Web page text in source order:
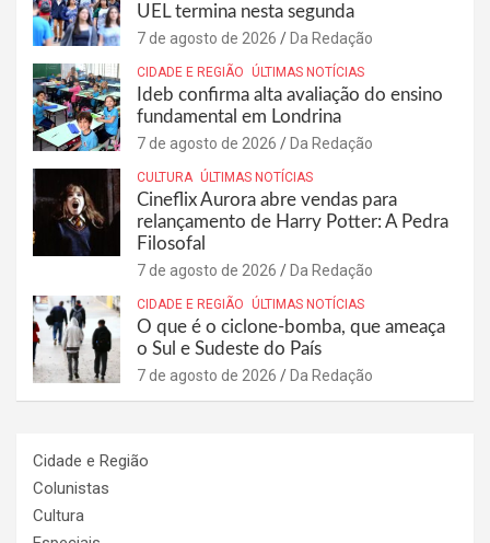
UEL termina nesta segunda
7 de agosto de 2026 Da Redação
CIDADE E REGIÃO ÚLTIMAS NOTÍCIAS
Ideb confirma alta avaliação do ensino
fundamental em Londrina
7 de agosto de 2026 Da Redação
CULTURA ÚLTIMAS NOTÍCIAS
Cineflix Aurora abre vendas para
relançamento de Harry Potter: A Pedra
Filosofal
7 de agosto de 2026 Da Redação
CIDADE E REGIÃO ÚLTIMAS NOTÍCIAS
O que é o ciclone-bomba, que ameaça
o Sul e Sudeste do País
7 de agosto de 2026 Da Redação
Cidade e Região
Colunistas
Cultura